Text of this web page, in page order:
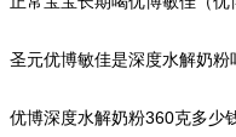
圣元优博敏佳是深度水解奶粉
优博深度水解奶粉360克多少